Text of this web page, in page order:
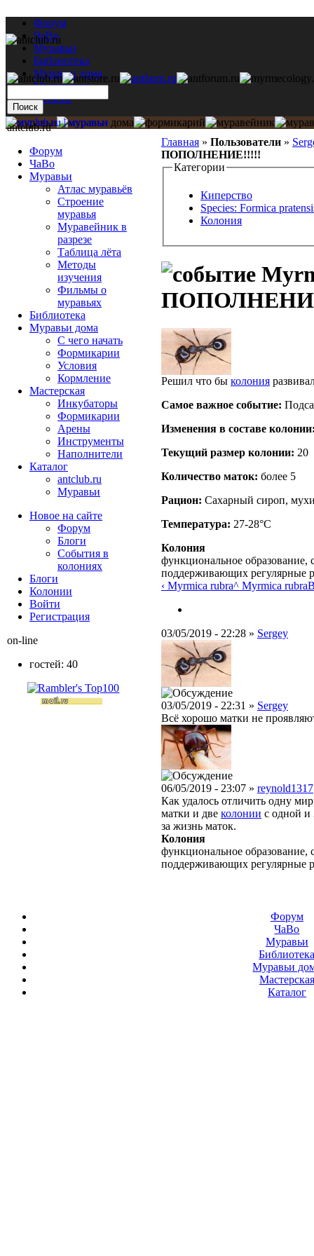
Форум
ЧаВо
Муравьи
Библиотека
Муравьи дома
Мастерская
Каталог
Главная » Пользователи »
ПОПОЛНЕНИЕ!!!!!
Категории
Киперство
Species: Formica
Колония
Решил что бы колония
Самое важное событие:
Изменения в составе
Текущий размер кoлонии: 20
Количество маток: более 5
Рацион: Сахарный сироп,
Температура: 27-28°C
Колония
функциональное образование,
поддерживающих регулярные
‹ Myrmica rubra^ Myrmica rubra
03/05/2019 - 22:28 » Sergey
03/05/2019 - 22:31 » Sergey
Всё хорошо матки не
06/05/2019 - 23:07 » reynold1317
Как удалось отличить одну
матки и две колонии с одной и
за жизнь маток.
Колония
функциональное образование,
поддерживающих регулярные
antclub.ru
Форум
ЧаВо
Муравьи
Атлас муравьёв
Строение
муравья
Муравейник в
разрезе
Таблица лёта
Методы
изучения
Фильмы о
муравьях
Библиотека
Муравьи дома
С чего начать
Формикарии
Условия
Кормление
Мастерская
Инкубаторы
Формикарии
Арены
Инструменты
Наполнители
Каталог
antclub.ru
Муравьи
Новое на сайте
Форум
Блоги
События в
колониях
Блоги
Колонии
Войти
Peгиcтpaция
on-line
гостей: 40
Форум
ЧаВо
Муравьи
Муравьи
Мастерская
Каталог